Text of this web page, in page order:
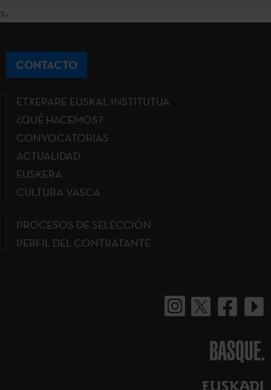
?>
CONTACTO
ETXEPARE EUSKAL INSTITUTUA
¿QUÉ HACEMOS?
CONVOCATORIAS
ACTUALIDAD
EUSKERA
CULTURA VASCA
PROCESOS DE SELECCIÓN
PERFIL DEL CONTRATANTE
BASQUE.